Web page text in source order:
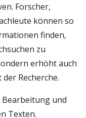
Forscher,
können so
finden,
zu
erhöht auch
Recherche.
Bearbeitung und
Texten.